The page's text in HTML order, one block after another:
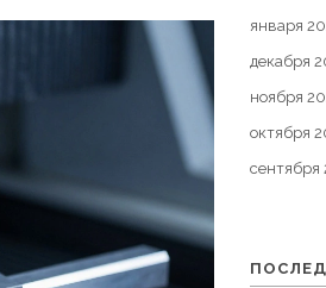
января
декабря
ноября
октября
сентября